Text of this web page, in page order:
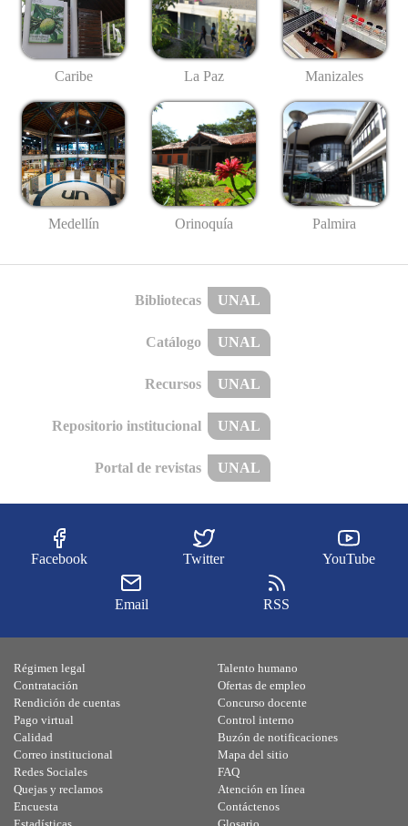
Caribe La Paz Manizales
Medellín Orinoquía Palmira
Bibliotecas UNAL
Catálogo UNAL
Recursos UNAL
Repositorio institucional UNAL
Portal de revistas UNAL
Facebook Twitter YouTube
Email RSS
Régimen legal
Contratación
Rendición de cuentas
Pago virtual
Calidad
Talento humano
Ofertas de empleo
Concurso docente
Control interno
Buzón de notificaciones
Correo institucional
Redes Sociales
Quejas y reclamos
Encuesta
Mapa del sitio
FAQ
Atención en línea
Contáctenos